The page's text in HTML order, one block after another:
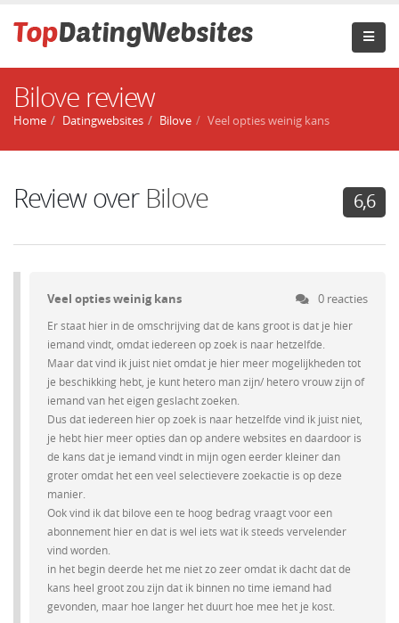
Bilove review
Home Datingwebsites Bilove Veel opties weinig kans
Review over Bilove 6,6
Veel opties weinig kans 0 reacties
Er staat hier in de omschrijving dat de kans groot is dat je hier
iemand vindt, omdat iedereen op zoek is naar hetzelfde.
Maar dat vind ik juist niet omdat je hier meer mogelijkheden tot
je beschikking hebt, je kunt hetero man zijn/ hetero vrouw zijn of
iemand van het eigen geslacht zoeken.
Dus dat iedereen hier op zoek is naar hetzelfde vind ik juist niet,
je hebt hier meer opties dan op andere websites en daardoor is
de kans dat je iemand vindt in mijn ogen eerder kleiner dan
groter omdat het een veel selectievere zoekactie is op deze
manier.
Ook vind ik dat bilove een te hoog bedrag vraagt voor een
abonnement hier en dat is wel iets wat ik steeds vervelender
vind worden.
in het begin deerde het me niet zo zeer omdat ik dacht dat de
kans heel groot zou zijn dat ik binnen no time iemand had
gevonden, maar hoe langer het duurt hoe mee het je kost.